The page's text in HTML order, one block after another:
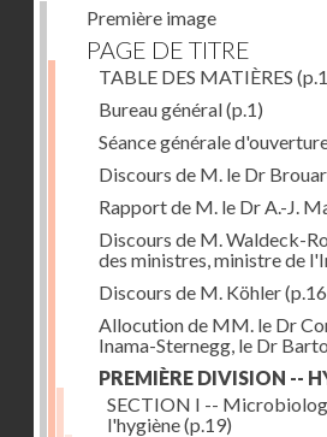
Première image
PAGE DE TITRE
TABLE DES MATIÈRES
Bureau général(p.1)
Séance générale
Discours de M. le Dr
Rapport de M. le Dr A.-J.
Discours de M. Waldeck-
des ministres, ministre de
Discours de M. Köhler
Allocution de MM. le Dr
Inama-Sternegg, le Dr
PREMIÈRE DIVISION --
SECTION I --
l'hygiène(p.19)